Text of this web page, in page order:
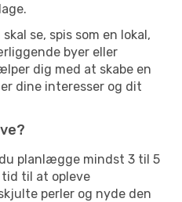
se, spis som en lokal,
byer eller
dig med at skabe en
dine interesser og dit
planlægge mindst 3 til 5
til at opleve
perler og nyde den